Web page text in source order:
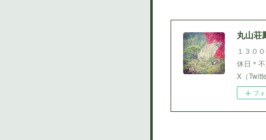
丸山荘
１３０
休日＊
X（
フ